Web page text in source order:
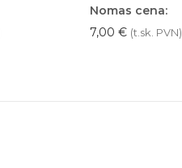
Nomas cena:
7,00 € (t.sk. PVN)